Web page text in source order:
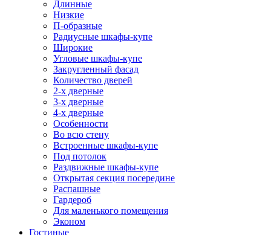
Длинные
Низкие
П-образные
Радиусные шкафы-купе
Широкие
Угловые шкафы-купе
Закругленный фасад
Количество дверей
2-х дверные
3-х дверные
4-х дверные
Особенности
Во всю стену
Встроенные шкафы-купе
Под потолок
Раздвижные шкафы-купе
Открытая секция посередине
Распашные
Гардероб
Для маленького помещения
Эконом
Гостиные